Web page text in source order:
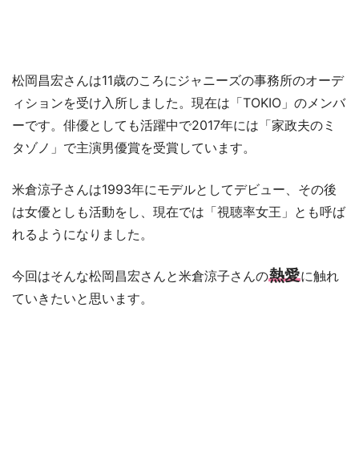
松岡昌宏さんは11歳のころにジャニーズの事務所のオーデ
ィションを受け入所しました。現在は「TOKIO」のメンバ
ーです。俳優としても活躍中で2017年には「家政夫のミ
タゾノ」で主演男優賞を受賞しています。
米倉涼子さんは1993年にモデルとしてデビュー、その後
は女優としも活動をし、現在では「視聴率女王」とも呼ば
れるようになりました。
今回はそんな松岡昌宏さんと米倉涼子さんの熱愛に触れ
ていきたいと思います。